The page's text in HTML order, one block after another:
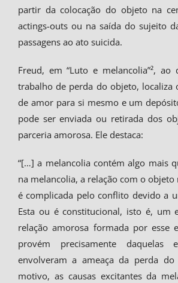
partir da colocação do objeto na
actings-outs ou na saída do sujeito
passagens ao ato suicida.
Freud, em “Luto e melancolia”²,
trabalho de perda do objeto, localiza
de amor para si mesmo e um
pode ser enviada ou retirada dos
parceria amorosa. Ele destaca:
“[…] a melancolia contém algo mais
na melancolia, a relação com o objeto
é complicada pelo conflito devido a
Esta ou é constitucional, isto é, um
relação amorosa formada por esse
provém precisamente daquelas
envolveram a ameaça da perda
motivo, as causas excitantes da